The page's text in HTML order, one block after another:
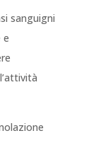
sanguigni
e